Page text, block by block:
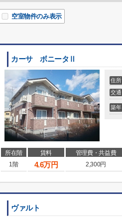
空室物件のみ表示
カーサ ボニータⅡ
住所
交通
築年
所在階 賃料 管理費・共益費
1階
4.6万円 2,300円
ヴァルト